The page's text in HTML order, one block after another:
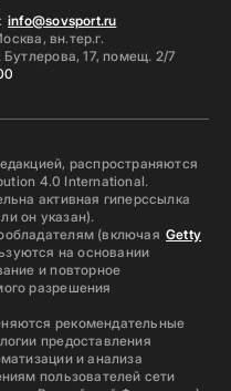
info@sovsport.ru
вн.тер.г.
17, помещ. 2/7
распространяются
4.0 International.
активная гиперссылка
он указан).
(включая Getty
на основании
и повторное
разрешения
рекомендательные
предоставления
и анализа
пользователей сети